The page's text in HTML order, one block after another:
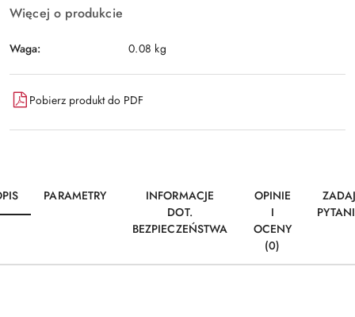
Więcej o produkcie
Waga: 0.08 kg
Pobierz produkt do PDF
PARAMETRY
INFORMACJE
DOT.
BEZPIECZEŃSTWA
OPINIE
I
OCENY
(0)